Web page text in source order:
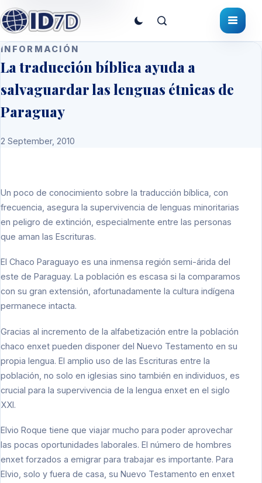
INFORMACIÓN
La traducción bíblica ayuda a
salvaguardar las lenguas étnicas de
Paraguay
2 September, 2010
Un poco de conocimiento sobre la traducción bíblica, con
frecuencia, asegura la supervivencia de lenguas minoritarias
en peligro de extinción, especialmente entre las personas
que aman las Escrituras.
El Chaco Paraguayo es una inmensa región semi-árida del
este de Paraguay. La población es escasa si la comparamos
con su gran extensión, afortunadamente la cultura indígena
permanece intacta.
Gracias al incremento de la alfabetización entre la población
chaco enxet pueden disponer del Nuevo Testamento en su
propia lengua. El amplio uso de las Escrituras entre la
población, no solo en iglesias sino también en individuos, es
crucial para la supervivencia de la lengua enxet en el siglo
XXI.
Elvio Roque tiene que viajar mucho para poder aprovechar
las pocas oportunidades laborales. El número de hombres
enxet forzados a emigrar para trabajar es importante. Para
Elvio, solo y fuera de casa, su Nuevo Testamento en enxet